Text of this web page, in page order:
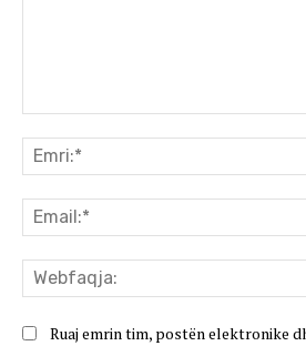
Ruaj emrin tim, postën elektronike